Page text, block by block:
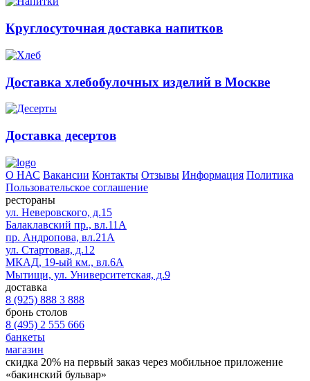
Круглосуточная доставка напитков
Доставка хлебобулочных изделий в Москве
Доставка десертов
О НАС Вакансии Контакты Отзывы Информация Политика
Пользовательское соглашение
рестораны
ул. Неверовского, д.15
Балаклавский пр., вл.11А
пр. Андропова, вл.21А
ул. Стартовая, д.12
МКАД, 19-ый км., вл.6А
Мытищи, ул. Университетская, д.9
доставка
8 (925) 888 3 888
бронь столов
8 (495) 2 555 666
банкеты
магазин
скидка 20% на первый заказ через мобильное приложение
«бакинский бульвар»